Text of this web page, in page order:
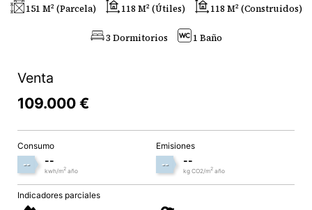
151 M² (parcela) 118 M² (útiles) 118 M² (construidos)
3 Dormitorios 1 Baño
Venta
109.000 €
Consumo
-- --
kwh/m2año
Emisiones
-- --
kg CO2/m2año
Indicadores parciales